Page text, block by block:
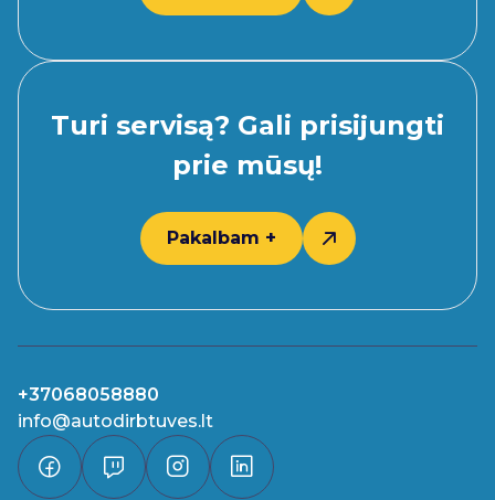
Turi servisą? Gali prisijungti
prie mūsų!
Pakalbam +
+37068058880
info@autodirbtuves.lt